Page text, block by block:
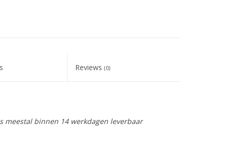
Reviews(0)
meestal binnen 14 werkdagen leverbaar